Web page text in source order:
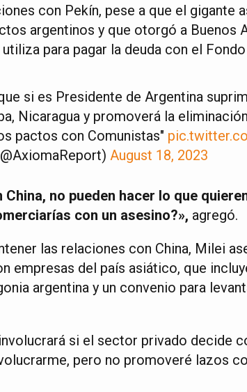
con Pekín, pese a que el gigante
argentinos y que otorgó a Buenos
para pagar la deuda con el
si es Presidente de Argentina
Nicaragua y promoverá la
pactos con Comunistas"
August 18, 2023
China, no pueden hacer lo que
con un asesino?», agregó.
las relaciones con China, Milei
empresas del país asiático, que
argentina y un convenio para
si el sector privado decide
pero no promoveré lazos